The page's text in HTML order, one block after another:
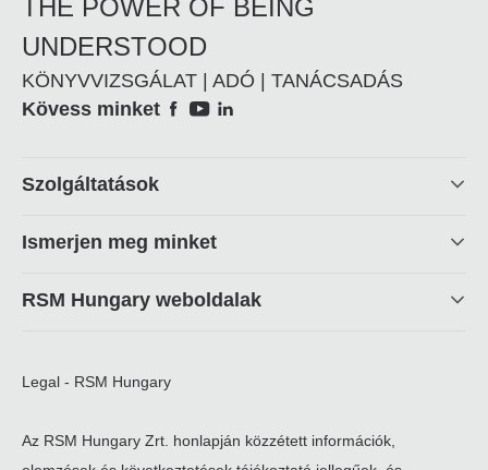
THE POWER OF BEING
UNDERSTOOD
KÖNYVVIZSGÁLAT | ADÓ | TANÁCSADÁS
Social
Kövess minket
Footer
Szolgáltatások
Ismerjen meg minket
RSM Hungary weboldalak
Legal - RSM Hungary
Az RSM Hungary Zrt. honlapján közzétett információk,